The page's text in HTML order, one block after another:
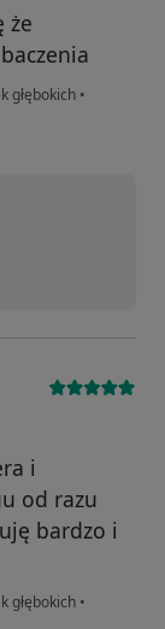
że
głębokich •
i
od razu
bardzo i
głębokich •